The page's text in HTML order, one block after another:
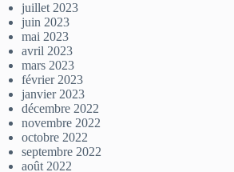
juillet 2023
juin 2023
mai 2023
avril 2023
mars 2023
février 2023
janvier 2023
décembre 2022
novembre 2022
octobre 2022
septembre 2022
août 2022